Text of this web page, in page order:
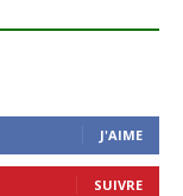
J'AIME
SUIVRE